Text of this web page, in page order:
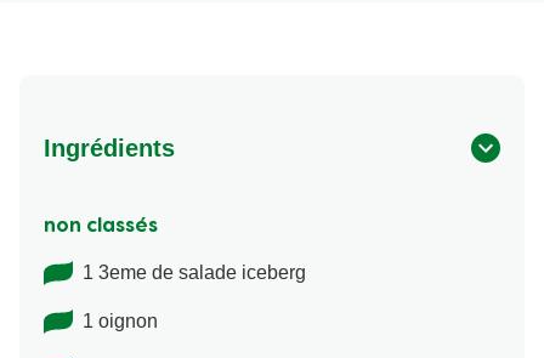
Ingrédients
non classés
1 3eme de salade iceberg
1 oignon